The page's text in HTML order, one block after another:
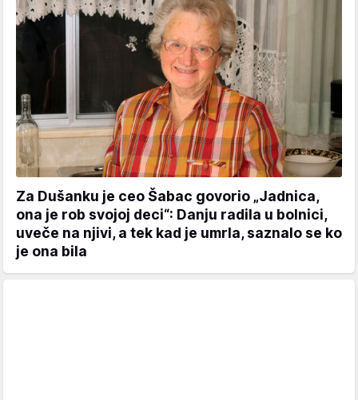
Za Dušanku je ceo Šabac govorio „Jadnica,
ona je rob svojoj deci“: Danju radila u bolnici,
uveče na njivi, a tek kad je umrla, saznalo se ko
je ona bila